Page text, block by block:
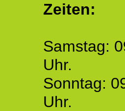
Zeiten:
Samstag:
Uhr.
Sonntag:
Uhr.